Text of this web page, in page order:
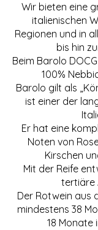
Wir bieten eine
italienischen
Regionen und in
bis hin
Beim Barolo
100%
Barolo gilt als
ist einer der
Er hat eine
Noten von
Kirschen
Mit der Reife
tertiäre
Der Rotwein aus
mindestens 38
18 Monate